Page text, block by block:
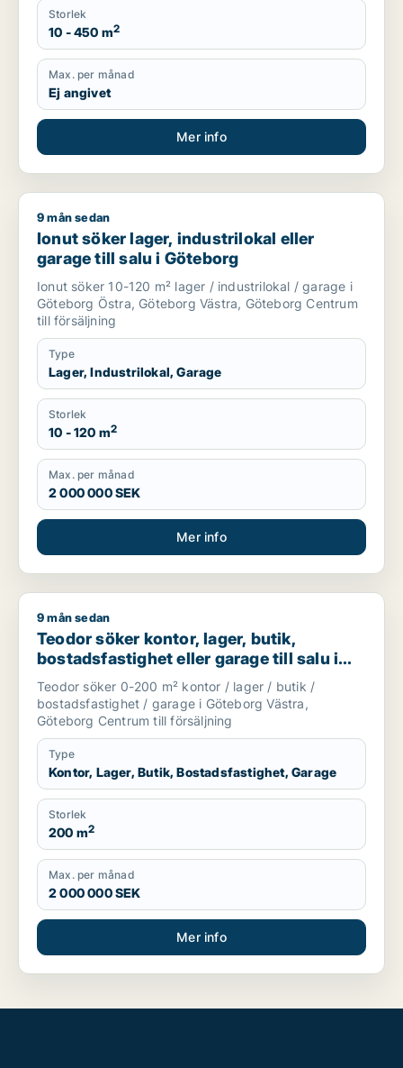
Storlek
10 - 450 m2
Max. per månad
Ej angivet
Mer info
Ionut söker lager, industrilokal eller garage till salu i
9 mån sedan
Ionut söker lager, industrilokal eller
garage till salu i Göteborg
Ionut söker 10-120 m² lager / industrilokal / garage i
Göteborg Östra, Göteborg Västra, Göteborg Centrum
till försäljning
Type
Lager, Industrilokal, Garage
Storlek
10 - 120 m2
Max. per månad
2 000 000 SEK
Mer info
Teodor söker kontor, lager, butik, bostadsfastighet eller
9 mån sedan
Teodor söker kontor, lager, butik,
bostadsfastighet eller garage till salu i
Göteborg Västra eller Göteborg Centrum
Teodor söker 0-200 m² kontor / lager / butik /
bostadsfastighet / garage i Göteborg Västra,
Göteborg Centrum till försäljning
Type
Kontor, Lager, Butik, Bostadsfastighet, Garage
Storlek
200 m2
Max. per månad
2 000 000 SEK
Mer info